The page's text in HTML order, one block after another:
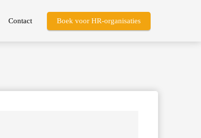
Contact Boek voor HR-organisaties